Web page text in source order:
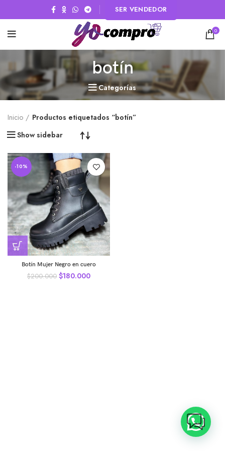
SER VENDEDOR
0
botín
Categorías
Inicio
Productos etiquetados “botín”
Show sidebar
-10%
Botín Mujer Negro en cuero
$200.000 $180.000